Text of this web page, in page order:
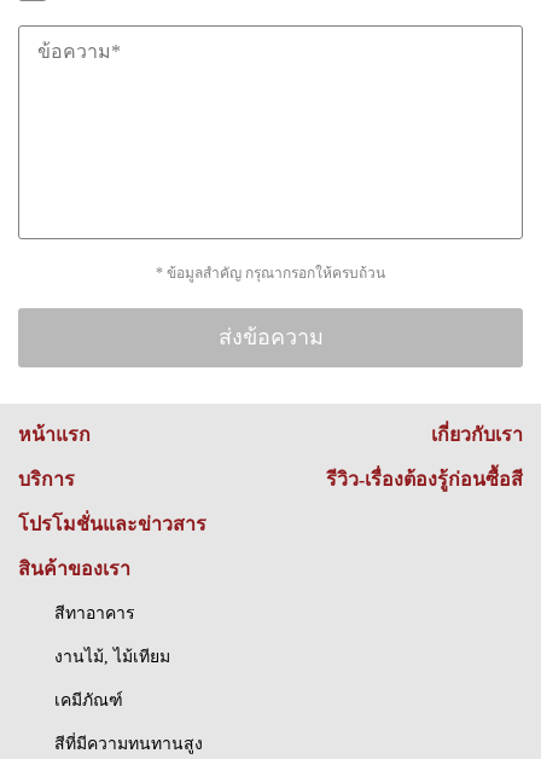
* ข้อมูลสำคัญ กรุณากรอกให้ครบถ้วน
หน้าแรก
บริการ
โปรโมชั่นและข่าวสาร
เกี่ยวกับเรา
รีวิว-เรื่องต้องรู้ก่อนซื้อสี
สินค้าของเรา
สีทาอาคาร
งานไม้, ไม้เทียม
เคมีภัณฑ์
สีที่มีความทนทานสูง